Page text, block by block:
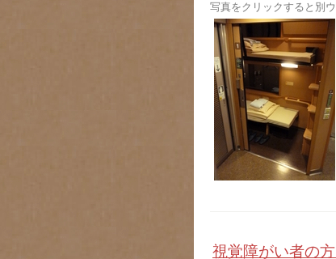
写真をクリックすると別
視覚障がい者の